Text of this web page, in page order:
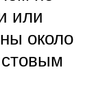
или
около